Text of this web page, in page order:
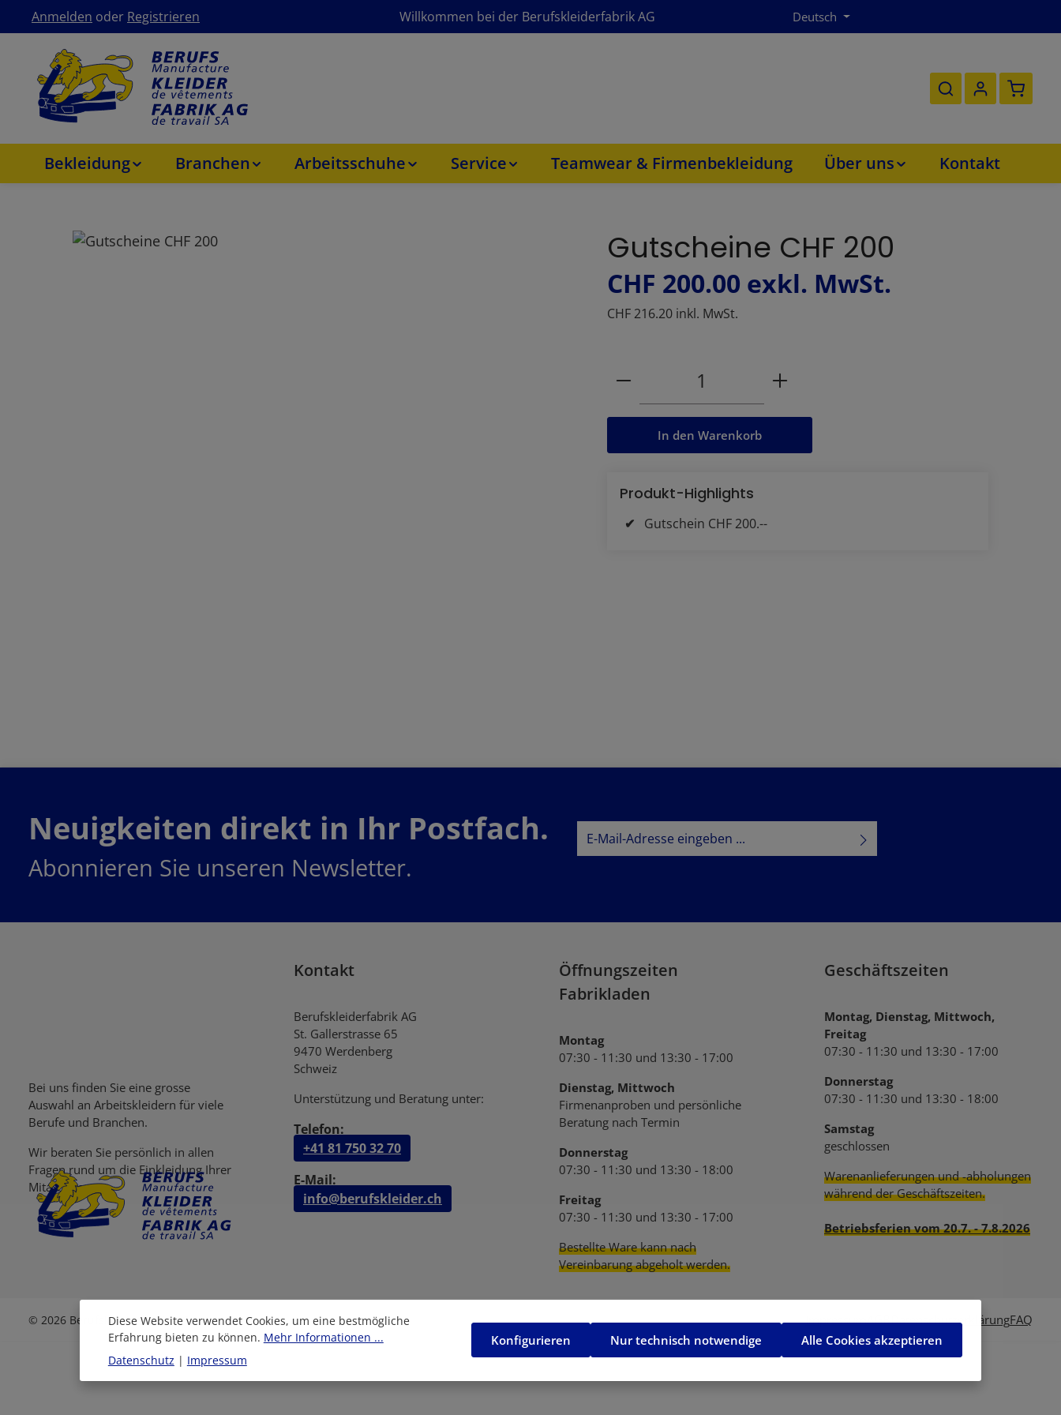
Hauptinhalt springen
Zur Hauptnavigation springen
Anmelden oder Registrieren Willkommen bei der Berufskleiderfabrik AG Deutsch
Bekleidung Branchen Arbeitsschuhe Service Teamwear & Firmenbekleidung Über uns Kontakt
Bildergalerie überspringen Gutscheine CHF 200
CHF 200.00 exkl. MwSt.
CHF 216.20 inkl. MwSt.
Produkt Anzahl: Gib den gewünschten Wert ein
In den Warenkorb
Produkt-Highlights
Gutschein CHF 200.--
Neuigkeiten direkt in Ihr Postfach.
Abonnieren Sie unseren Newsletter.
E-Mail-Adresse*
Bei uns finden Sie eine grosse
Auswahl an Arbeitskleidern für viele
Berufe und Branchen.
Wir beraten Sie persönlich in allen
Fragen rund um die Einkleidung Ihrer
Mitarbeiter.
Kontakt
Berufskleiderfabrik AG
St. Gallerstrasse 65
9470 Werdenberg
Schweiz
Unterstützung und Beratung unter:
Telefon:
+41 81 750 32 70
E-Mail:
info@berufskleider.ch
Öffnungszeiten
Fabrikladen
Montag
07:30 - 11:30 und 13:30 - 17:00
Dienstag, Mittwoch
Firmenanproben und persönliche
Beratung nach Termin
Donnerstag
07:30 - 11:30 und 13:30 - 18:00
Freitag
07:30 - 11:30 und 13:30 - 17:00
Bestellte Ware kann nach
Vereinbarung abgeholt werden.
Geschäftszeiten
Montag, Dienstag, Mittwoch,
Freitag
07:30 - 11:30 und 13:30 - 17:00
Donnerstag
07:30 - 11:30 und 13:30 - 18:00
Samstag
geschlossen
Warenanlieferungen und -abholungen
während der Geschäftszeiten.
Betriebsferien vom 20.7. - 7.8.2026
© 2026 Berufskleiderfabrik AG ImpressumAGBDatenschutzerklärungFAQ
Diese Website verwendet Cookies, um eine bestmögliche
Erfahrung bieten zu können. Mehr Informationen ...
Datenschutz | Impressum
Nur technisch notwendige
Konfigurieren Alle Cookies akzeptieren